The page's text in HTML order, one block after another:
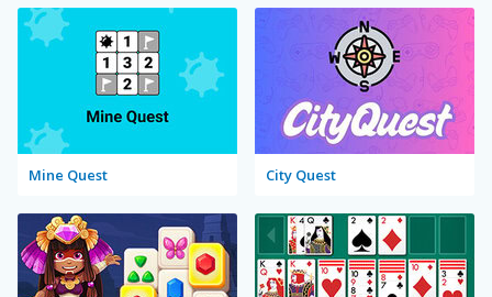
Mine Quest City Quest